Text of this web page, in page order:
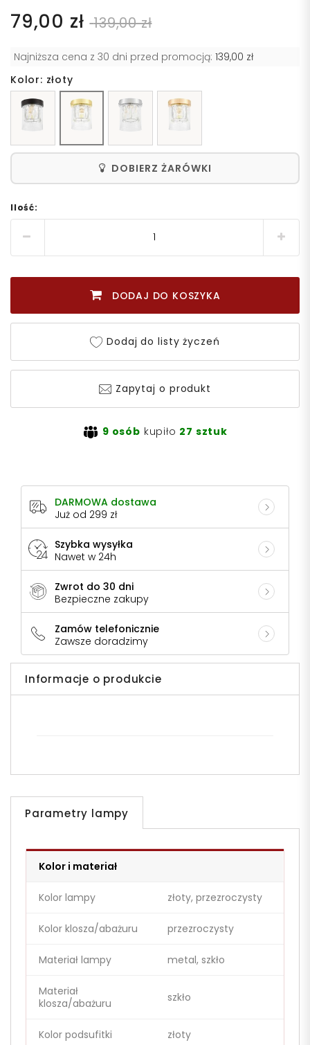
79,00 zł 139,00 zł
Najniższa cena z 30 dni przed promocją: 139,00 zł
Kolor: złoty
DOBIERZ ŻARÓWKI
Ilość:
DODAJ DO KOSZYKA
Dodaj do listy życzeń
Zapytaj o produkt
9 osób kupiło 27 sztuk
DARMOWA dostawa
Już od 299 zł
Szybka wysyłka
Nawet w 24h
Zwrot do 30 dni
Bezpieczne zakupy
Zamów telefonicznie
Zawsze doradzimy
Informacje o produkcie
Parametry lampy
Kolor i materiał
Kolor lampy złoty, przezroczysty
Kolor klosza/abażuru przezroczysty
Materiał lampy metal, szkło
Materiał
klosza/abażuru
szkło
Kolor podsufitki złoty